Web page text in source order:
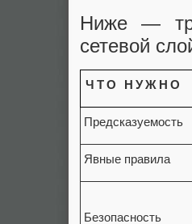
Ниже —
сетевой
ЧТО НУЖНО
Предсказуемость
Явные правила
Безопасность